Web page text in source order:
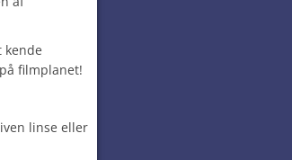
kende
filmplanet!
linse eller